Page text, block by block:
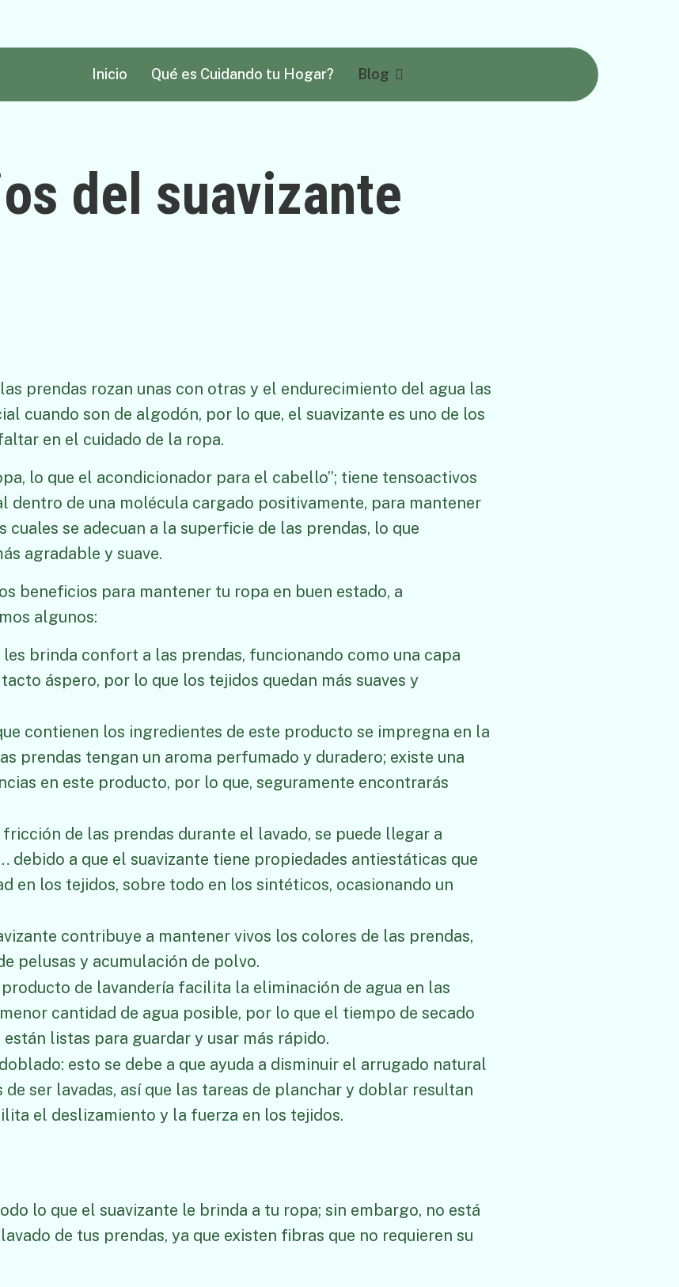
Inicio Qué es Cuidando tu Hogar? Blog
del suavizante
prendas rozan unas con otras y el endurecimiento del agua las
cuando son de algodón, por lo que, el suavizante es uno de los
en el cuidado de la ropa.
lo que el acondicionador para el cabello”; tiene tensoactivos
dentro de una molécula cargado positivamente, para mantener
se adecuan a la superficie de las prendas, lo que
agradable y suave.
beneficios para mantener tu ropa en buen estado, a
algunos:
les brinda confort a las prendas, funcionando como una capa
áspero, por lo que los tejidos quedan más suaves y
contienen los ingredientes de este producto se impregna en la
prendas tengan un aroma perfumado y duradero; existe una
en este producto, por lo que, seguramente encontrarás
de las prendas durante el lavado, se puede llegar a
debido a que el suavizante tiene propiedades antiestáticas que
en los tejidos, sobre todo en los sintéticos, ocasionando un
contribuye a mantener vivos los colores de las prendas,
pelusas y acumulación de polvo.
de lavandería facilita la eliminación de agua en las
cantidad de agua posible, por lo que el tiempo de secado
listas para guardar y usar más rápido.
esto se debe a que ayuda a disminuir el arrugado natural
de ser lavadas, así que las tareas de planchar y doblar resultan
el deslizamiento y la fuerza en los tejidos.
lo que el suavizante le brinda a tu ropa; sin embargo, no está
de tus prendas, ya que existen fibras que no requieren su